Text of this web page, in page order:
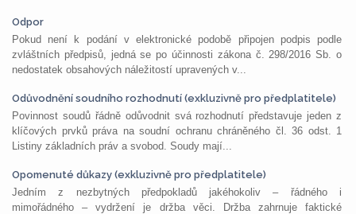
Odpor
Pokud není k podání v elektronické podobě připojen podpis podle
zvláštních předpisů, jedná se po účinnosti zákona č. 298/2016 Sb. o
nedostatek obsahových náležitostí upravených v...
Odůvodnění soudního rozhodnutí (exkluzivně pro předplatitele)
Povinnost soudů řádně odůvodnit svá rozhodnutí představuje jeden z
klíčových prvků práva na soudní ochranu chráněného čl. 36 odst. 1
Listiny základních práv a svobod. Soudy mají...
Opomenuté důkazy (exkluzivně pro předplatitele)
Jedním z nezbytných předpokladů jakéhokoliv – řádného i
mimořádného – vydržení je držba věci. Držba zahrnuje faktické